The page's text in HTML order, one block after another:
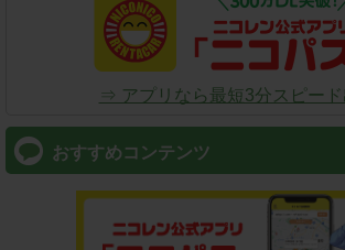
⇒ アプリなら最短3分スピード
おすすめコンテンツ